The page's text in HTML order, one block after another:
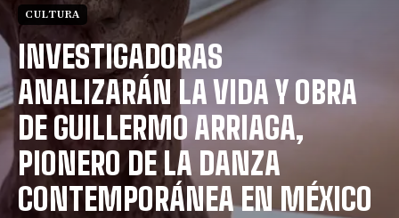
CULTURA
INVESTIGADORAS
ANALIZARÁN LA VIDA Y OBRA
DE GUILLERMO ARRIAGA,
PIONERO DE LA DANZA
CONTEMPORÁNEA EN MÉXICO